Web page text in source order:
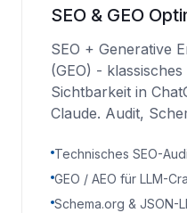
SEO & GEO
SEO + Generative
(GEO) -
Sichtbarkeit in
Claude. Audit,
Technisches SEO-
GEO / AEO für LLM-
Schema.org & JSON-